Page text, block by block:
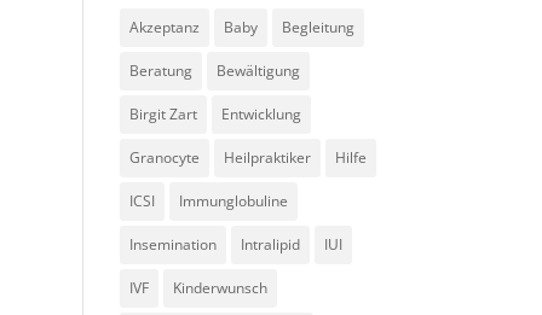
Akzeptanz Baby Begleitung
Beratung Bewältigung
Birgit Zart Entwicklung
Granocyte Heilpraktiker Hilfe
ICSI Immunglobuline
Insemination Intralipid IUI
IVF Kinderwunsch